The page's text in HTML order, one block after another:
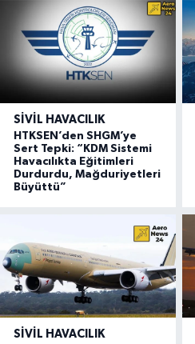
SIVIL HAVACILIK
HTKSEN’den SHGM’ye
Sert Tepki: “KDM Sistemi
Havacılıkta Eğitimleri
Durdurdu, Mağduriyetleri
Büyüttü”
SIVIL HAVACILIK